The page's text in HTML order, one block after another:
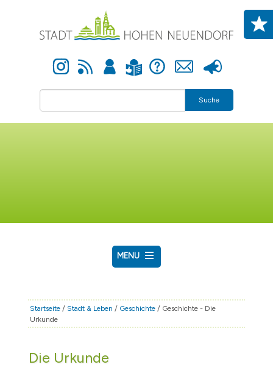
Instagram Newsfeed Anmelden Leichte Sprache Hilfe Kontakt Presse
Suche
MENU
RATHAUS & POLITIK
BÜRGERSERVICE
Startseite /Stadt & Leben / Geschichte / Geschichte - Die
Urkunde
Die Urkunde